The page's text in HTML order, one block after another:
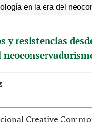
en la era del